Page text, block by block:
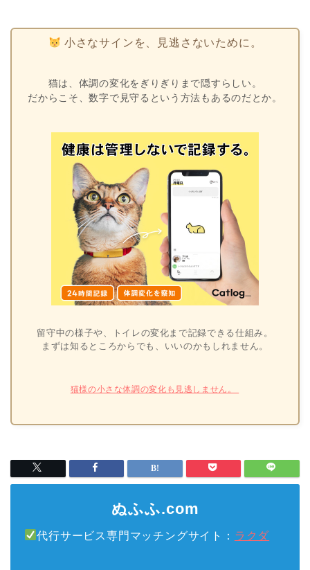
小さなサインを、見逃さないために。
猫は、体調の変化をぎりぎりまで隠すらしい。
だからこそ、数字で見守るという方法もあるのだとか。
留守中の様子や、トイレの変化まで記録できる仕組み。
まずは知るところからでも、いいのかもしれません。
猫様の小さな体調の変化も見逃しません。
ぬふふ.com
代行サービス専門マッチングサイト： ラクダ